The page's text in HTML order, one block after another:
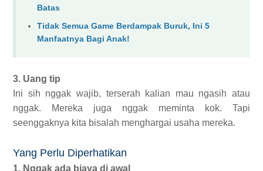
Batas
Tidak Semua Game Berdampak Buruk, Ini 5
Manfaatnya Bagi Anak!
3. Uang tip
Ini sih nggak wajib, terserah kalian mau ngasih atau
nggak. Mereka juga nggak meminta kok. Tapi
seenggaknya kita bisalah menghargai usaha mereka.
Yang Perlu Diperhatikan
1. Nggak ada biaya di awal